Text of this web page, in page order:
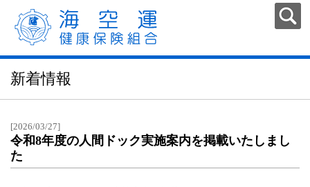
新着情報
[2026/03/27]
令和8年度の人間ドック実施案内を掲載いたしまし
た